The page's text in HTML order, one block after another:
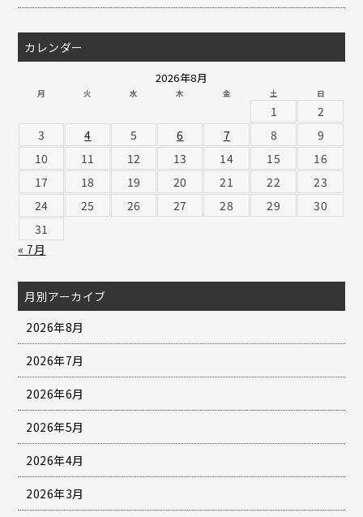
カレンダー
2026年8月
月 火 水 木 金 土 日
1
2
3
4 5 6 7 8
9
10
11 12 13 14 15
16
17
18 19 20 21 22
23
24
25 26 27 28 29
30
31
« 7月
月別アーカイブ
2026年8月
2026年7月
2026年6月
2026年5月
2026年4月
2026年3月